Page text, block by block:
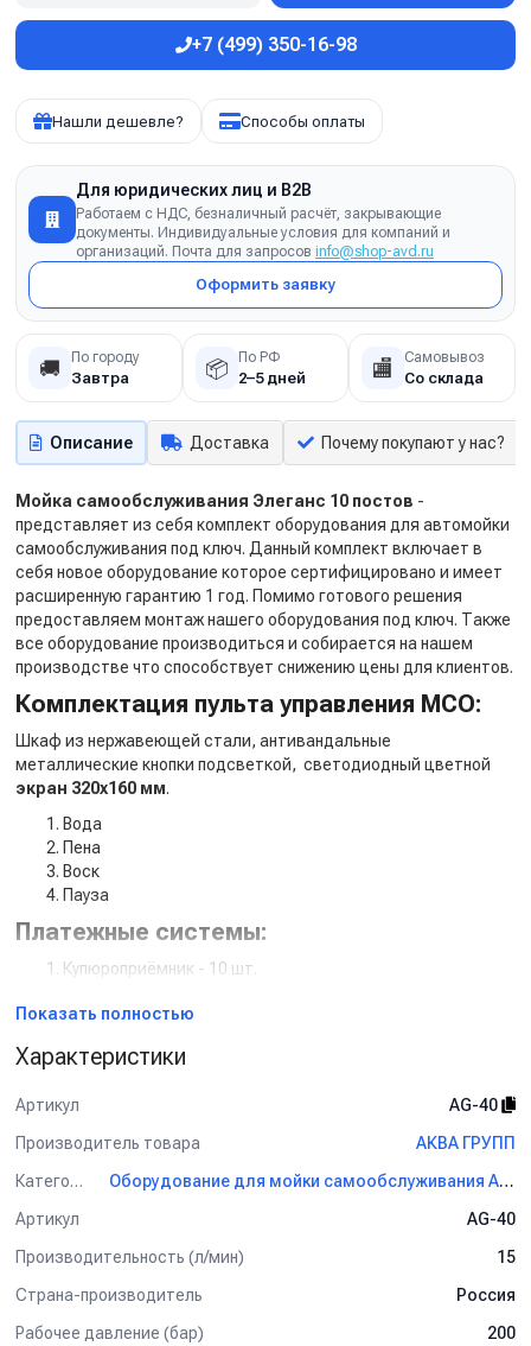
+7 (499) 350-16-98
Нашли дешевле? Способы оплаты
Для юридических лиц и B2B
Работаем с НДС, безналичный расчёт, закрывающие
документы. Индивидуальные условия для компаний и
организаций. Почта для запросов info@shop-avd.ru
Оформить заявку
🚚 По городу
Завтра 📦 По РФ
2–5 дней 🏬 Самовывоз
Со склада
Описание Доставка Почему покупают у нас?
Мойка самообслуживания Элеганс 10 постов -
представляет из себя комплект оборудования для автомойки
самообслуживания под ключ. Данный комплект включает в
себя новое оборудование которое сертифицировано и имеет
расширенную гарантию 1 год. Помимо готового решения
предоставляем монтаж нашего оборудования под ключ. Также
все оборудование производиться и собирается на нашем
производстве что способствует снижению цены для клиентов.
Комплектация пульта управления МСО:
Шкаф из нержавеющей стали, антивандальные
металлические кнопки подсветкой, светодиодный цветной
экран 320х160 мм.
Вода
Пена
Воск
Пауза
Платежные системы:
Купюроприёмник - 10 шт.
Эквайринг (доп услуга)
Силовая часть:
Аппарат высокого давления 200 бар 15 литров в минуту -
10 шт.
Силовой блок управления - 10 шт.
Навесное оборудование:
20 пистолетов [вода/пена]
20 держателей пистолета [вода/пена]
40 держателя ковриков [вода/пена]
Показать полностью
Характеристики
Артикул
AG-40
Производитель товара
АКВА ГРУПП
Категория
Оборудование для мойки самообслуживания АКВА ГРУПП
Артикул
AG-40
Производительность (л/мин)
15
Страна-производитель
Россия
Рабочее давление (бар)
200